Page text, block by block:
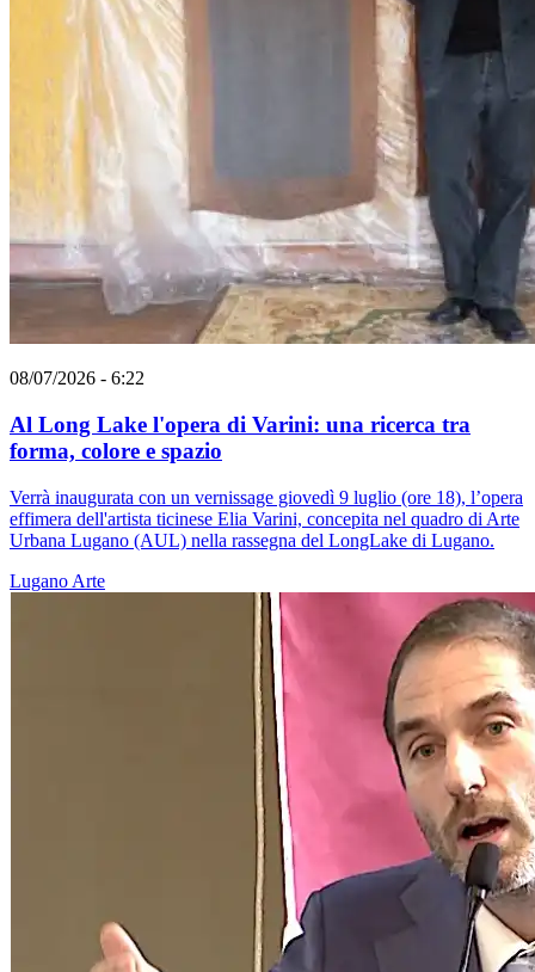
08/07/2026 - 6:22
Al Long Lake l'opera di Varini: una ricerca tra
forma, colore e spazio
Verrà inaugurata con un vernissage giovedì 9 luglio (ore 18), l’opera
effimera dell'artista ticinese Elia Varini, concepita nel quadro di Arte
Urbana Lugano (AUL) nella rassegna del LongLake di Lugano.
Lugano Arte